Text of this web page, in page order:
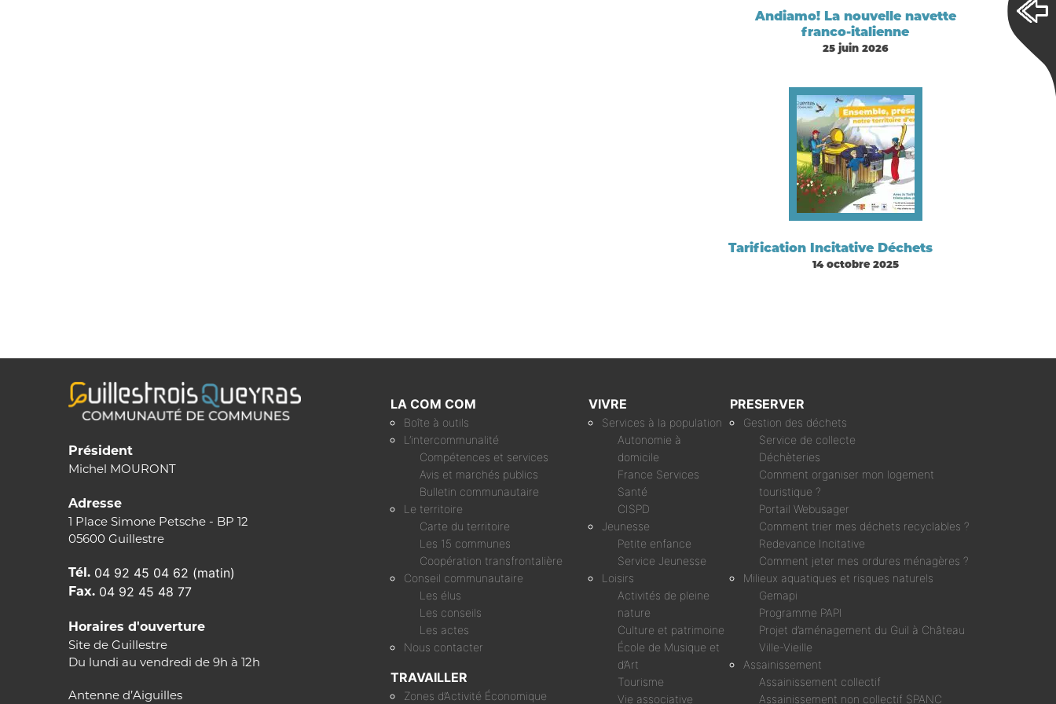
Andiamo! La nouvelle navette
franco-italienne
25 juin 2026
Tarification Incitative Déchets
14 octobre 2025
Président
Michel MOURONT
Adresse
1 Place Simone Petsche - BP 12
05600 Guillestre
Tél. 04 92 45 04 62 (matin)
Fax. 04 92 45 48 77
Horaires d'ouverture
Site de Guillestre
Du lundi au vendredi de 9h à 12h
Antenne d’Aiguilles
LA COM COM
Boîte à outils
L’intercommunalité
Compétences et services
Avis et marchés publics
Bulletin communautaire
Le territoire
Carte du territoire
Les 15 communes
Coopération transfrontalière
Conseil communautaire
Les élus
Les conseils
Les actes
Nous contacter
TRAVAILLER
Zones d’Activité Économique
VIVRE
Services à la population
Autonomie à
domicile
France Services
Santé
CISPD
Jeunesse
Petite enfance
Service Jeunesse
Loisirs
Activités de pleine
nature
Culture et patrimoine
École de Musique et
d’Art
Tourisme
Vie associative
PRESERVER
Gestion des déchets
Service de collecte
Déchèteries
Comment organiser mon logement
touristique ?
Portail Webusager
Comment trier mes déchets recyclables ?
Redevance Incitative
Comment jeter mes ordures ménagères ?
Milieux aquatiques et risques naturels
Gemapi
Programme PAPI
Projet d’aménagement du Guil à Château
Ville-Vieille
Assainissement
Assainissement collectif
Assainissement non collectif SPANC